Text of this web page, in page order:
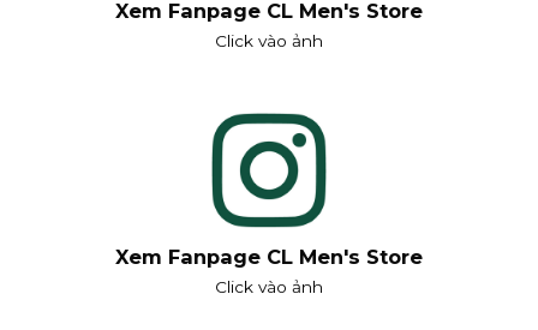
Xem Fanpage CL Men's Store
Click vào ảnh
Xem Fanpage CL Men's Store
Click vào ảnh